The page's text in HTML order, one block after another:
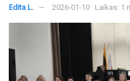
Edita L. 2026-01-10 Laikas: 1